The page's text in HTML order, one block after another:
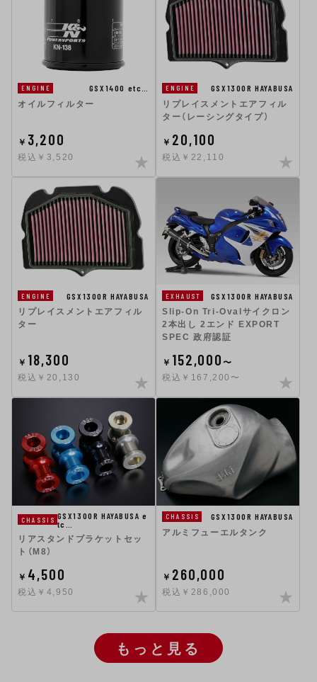
ENGINE
GSX1400 etc…
オイルフィルター
￥ 3,200
税込￥3,520
ENGINE
GSX1300R HAYABUSA
リプレイスメントエアフィル
ター（レーシングタイプ）
￥ 20,100
税込￥22,110
ENGINE
GSX1300R HAYABUSA
リプレイスメントエアフィル
ター
￥ 18,300
税込￥20,130
EXHAUST
GSX1300R HAYABUSA
Slip-On Tri-Ovalサイクロン
2本出し 2エンド EXPORT
SPEC 政府認証
￥ 152,000〜
税込￥167,200〜
CHASSIS GSX1300R HAYABUSA e
tc…
リアスタンドブラケットセッ
ト（M8）
￥ 4,500
税込￥4,950
CHASSIS
GSX1300R HAYABUSA
アルミフューエルタンク
￥ 260,000
税込￥286,000
もっと見る